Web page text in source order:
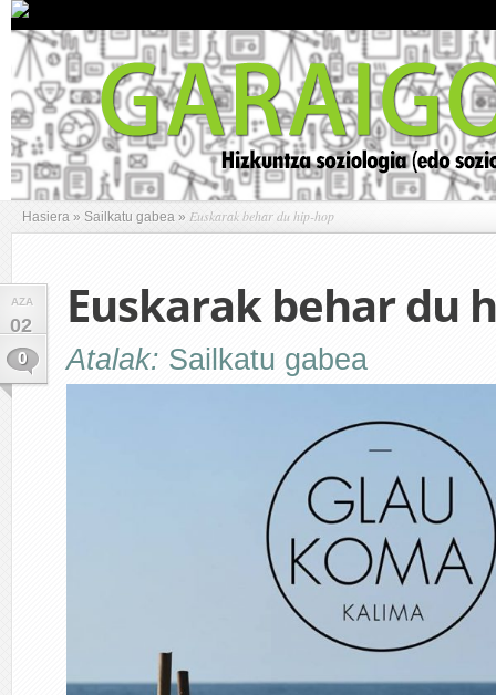
Hasiera » Sailkatu gabea » Euskarak behar du hip-hop
AZA
02
0
Euskarak behar du
Atalak: Sailkatu gabea